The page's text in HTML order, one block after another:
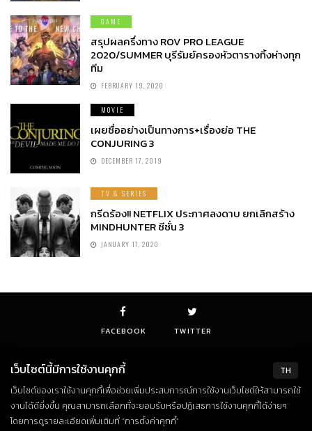
GAME
สรุปผลครึ่งทาง ROV PRO LEAGUE
2020/SUMMER บุรีรัมย์ครองหัวตารางทิ้งห่างทุก
ทีม
FEBRUARY 19, 2020
MOVIE
เผยชื่ออย่างเป็นทางการ+เรื่องย่อ THE
CONJURING 3
DECEMBER 17, 2019
TV & SERIES
กรีดร้อง!! NETFLIX ประกาศลงดาบ ยกเลิกสร้าง
MINDHUNTER ซีซั่น 3
JANUARY 17, 2020
FACEBOOK TWITTER
© Copyright 2018. All Rights Reserved
TH
เว็บไซต์นี้มีการใช้งานคุกกี้
เว็บไซต์ของเราใช้งานคุกกี้เพื่อช่วยเพิ่มประสบการณ์การใช้งานเว็บไซต์ให้สามารถใช้
งานได้ดียิ่งขึ้น คุณสามารถเลือกที่จะยอมรับหรือปฏิเสธการใช้งานคุกกี้ได้ง่ายๆ
โดยการดูรายละเอียดเพิ่มเติมที่ “การตั้งค่าคุกกี้”